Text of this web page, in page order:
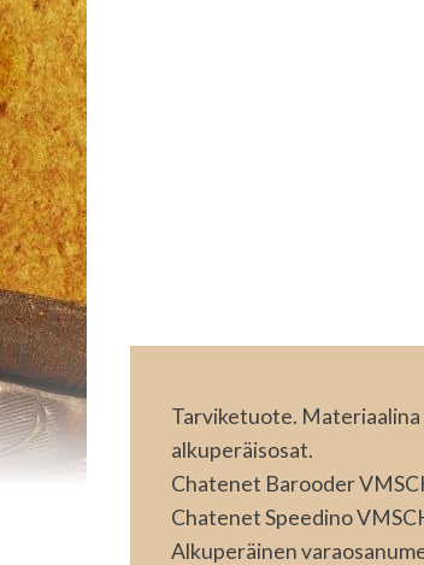
Tarviketuote.
alkuperäisosat.
Chatenet Barooder
Chatenet Speedino
Alkuperäinen